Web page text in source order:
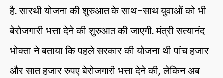
है. सारथी योजना की शुरुआत के साथ-साथ युवाओं को भी
बेरोजगारी भत्ता देने की शुरुआत की जाएगी. मंत्री सत्यानंद
भोक्ता ने बताया कि पहले सरकार की योजना थी पांच हजार
और सात हजार रुपए बेरोजगारी भत्ता देने की, लेकिन अब